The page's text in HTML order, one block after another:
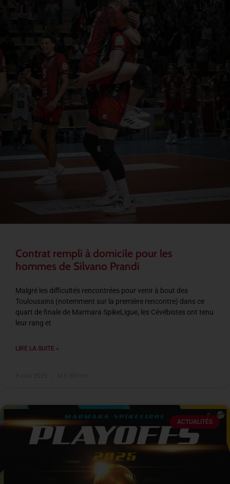
Contrat rempli à domicile pour les
hommes de Silvano Prandi
Malgré les difficultés rencontrées pour venir à bout des
Toulousains (notemment sur la première rencontre) dans ce
quart de finale de Marmara SpikeLigue, les Cévébistes ont tenu
leur rang et
LIRE LA SUITE »
ACTUALITÉS